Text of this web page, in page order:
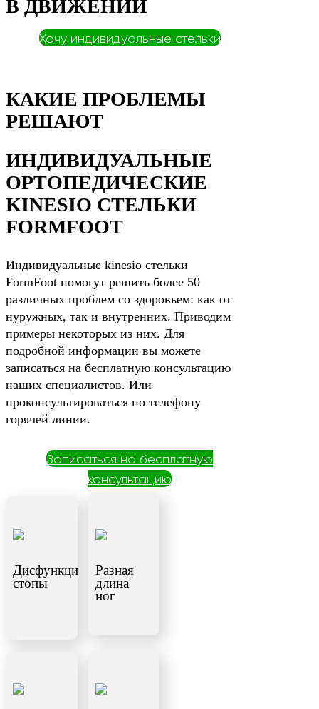
В ДВИЖЕНИИ
Хочу индивидуальные стельки
КАКИЕ ПРОБЛЕМЫ
РЕШАЮТ
ИНДИВИДУАЛЬНЫЕ
ОРТОПЕДИЧЕСКИЕ
KINESIO СТЕЛЬКИ
FORMFOOT
Индивидуальные kinesio стельки
FormFoot помогут решить более 50
различных проблем со здоровьем: как от
нуружных, так и внутренних. Приводим
примеры некоторых из них. Для
подробной информации вы можете
записаться на бесплатную консультацию
наших специалистов. Или
проконсультироваться по телефону
горячей линии.
Записаться на бесплатную
консультацию
Дисфункция
стопы
Разная
длина
ног